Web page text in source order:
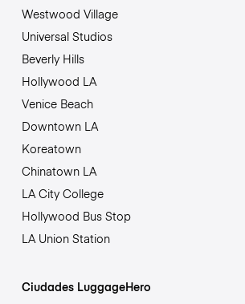
Westwood Village
Universal Studios
Beverly Hills
Hollywood LA
Venice Beach
Downtown LA
Koreatown
Chinatown LA
LA City College
Hollywood Bus Stop
LA Union Station
Ciudades LuggageHero